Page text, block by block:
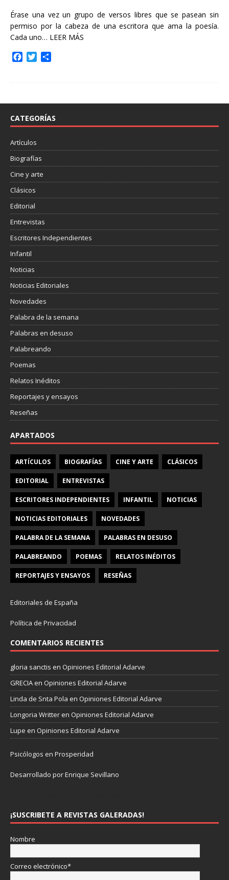
Érase una vez un grupo de versos libres que se pasean sin
permiso por la cabeza de una escritora que ama la poesía.
Cada uno… LEER MÁS
o
k
T
r
t
i
CATEGORÍAS
Artículos
Biografías
Cine y arte
Clásicos
Editorial
Entrevistas
Escritores Independientes
Infantil
Noticias
Noticias Editoriales
Novedades
Palabra de la semana
Palabras en desuso
Palabreando
Poemas
Relatos Inéditos
Reportajes y ensayos
Reseñas
APARTADOS
ARTÍCULOS BIOGRAFÍAS CINE Y ARTE CLÁSICOS
EDITORIAL ENTREVISTAS
ESCRITORES INDEPENDIENTES INFANTIL NOTICIAS
NOTICIAS EDITORIALES NOVEDADES
PALABRA DE LA SEMANA PALABRAS EN DESUSO
PALABREANDO POEMAS RELATOS INÉDITOS
REPORTAJES Y ENSAYOS RESEÑAS
Editoriales de España
Política de Privacidad
COMENTARIOS RECIENTES
gloria sanctis en Opiniones Editorial Adarve
GRECIAen Opiniones Editorial Adarve
Linda de Snta Pola en Opiniones Editorial Adarve
Longoria Writteren Opiniones Editorial Adarve
Lupe en Opiniones Editorial Adarve
Psicólogos en Prosperidad
Desarrollado por Enrique Sevillano
¡SUSCRIBETE A REVISTAS GALERADAS!
Nombre
Correo electrónico*